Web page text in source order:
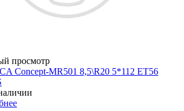
просмотр
Concept-MR501 8,5\R20 5*112 ET56